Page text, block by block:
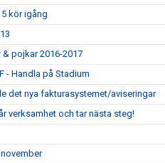
kör igång
pojkar 2016-2017
- Handla på Stadium
det nya fakturasystemet/aviseringar
verksamhet och tar nästa steg!